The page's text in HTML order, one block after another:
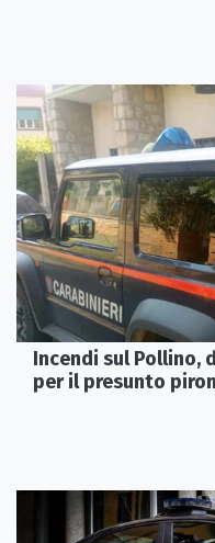
Incendi sul Pollino,
per il presunto